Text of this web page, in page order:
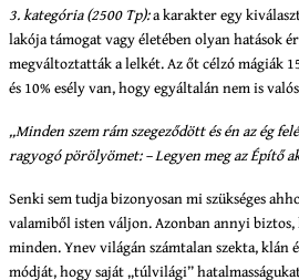
3. kategória (2500 Tp):a karakter egy
lakója támogat vagy életében olyan hatások
megváltoztatták a lelkét. Az őt célzó mágiák
és 10% esély van, hogy egyáltalán nem is
„Minden szem rám szegeződött és én az ég
ragyogó pörölyömet: – Legyen meg az Építő
Senki sem tudja bizonyosan mi szükséges
valamiből isten váljon. Azonban annyi
minden. Ynev világán számtalan szekta, klán
módját, hogy saját „túlvilági”